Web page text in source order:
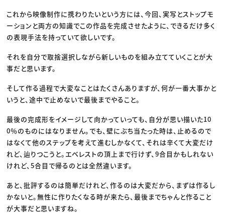
これから映像制作に携わりたいという方には、今回、実写とストップモ
ーションと両方の知識でこの作品を完成させたように、できるだけ多く
の表現手法を持っていて欲しいです。
それを自分で取捨選択しながら新しいものを組み立てていくことが大
事だと思います。
そして作る過程で大変なことはたくさんありますが、何が一番大事かと
いうと、途中で止めないで最後までやること。
最後の完成形をイメージして向かっていっても、自分が思い描いた10
0％のものにはなりません。でも、壁にぶち当たった時は、止めるので
はなくて他のステップを考えて進むしかなくて、それは辛くて大変だけ
れど、辿りつこうと。エベレストの頂上まで行けず、9合目かもしれない
けれど、5合目で帰るのとは全然違います。
あと、批評するのは簡単だけれど、作るのは大変だから、まずは作るし
かないと。無性に作りたくなる時が来たら、最後までちゃんと作ること
が大事だと思いますね。